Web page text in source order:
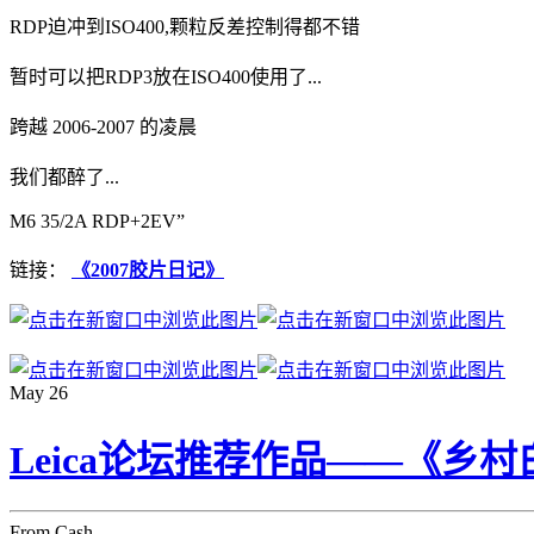
RDP迫冲到ISO400,颗粒反差控制得都不错
暂时可以把RDP3放在ISO400使用了...
跨越 2006-2007 的凌晨
我们都醉了...
M6 35/2A RDP+2EV”
链接： 《2007胶片日记》
May 26
Leica论坛推荐作品——《乡村